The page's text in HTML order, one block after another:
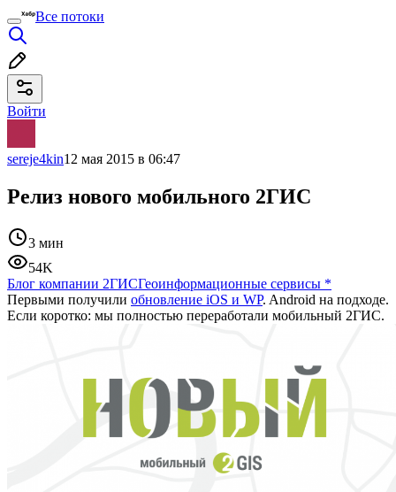
Все потоки
Войти
sereje4kin12 мая 2015 в 06:47
Релиз нового мобильного 2ГИС
3 мин
54K
Блог компании 2ГИСГеоинформационные сервисы *
Первыми получили обновление iOS и WP. Android на подходе.
Если коротко: мы полностью переработали мобильный 2ГИС.